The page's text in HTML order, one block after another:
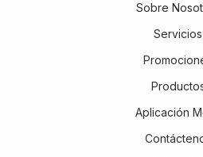
Sobre
Servicios
Aplicación